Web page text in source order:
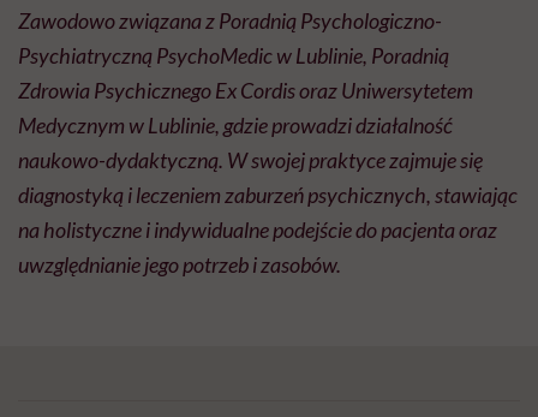
Zawodowo związana z Poradnią Psychologiczno-
Psychiatryczną PsychoMedic w Lublinie, Poradnią
Zdrowia Psychicznego Ex Cordis oraz Uniwersytetem
Medycznym w Lublinie, gdzie prowadzi działalność
naukowo-dydaktyczną. W swojej praktyce zajmuje się
diagnostyką i leczeniem zaburzeń psychicznych, stawiając
na holistyczne i indywidualne podejście do pacjenta oraz
uwzględnianie jego potrzeb i zasobów.